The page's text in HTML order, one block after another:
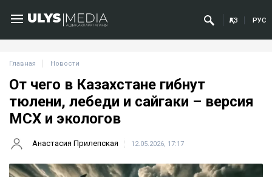
ҚАЗ РУС
Главная Новости
От чего в Казахстане гибнут
тюлени, лебеди и сайгаки – версия
МСХ и экологов
Анастасия Прилепская 12.05.2026, 17:17